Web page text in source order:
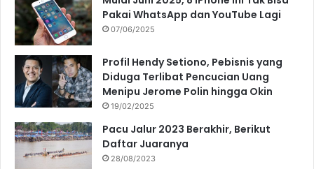
Pakai WhatsApp dan YouTube Lagi
07/06/2025
Profil Hendy Setiono, Pebisnis yang
Diduga Terlibat Pencucian Uang
Menipu Jerome Polin hingga Okin
19/02/2025
Pacu Jalur 2023 Berakhir, Berikut
Daftar Juaranya
28/08/2023